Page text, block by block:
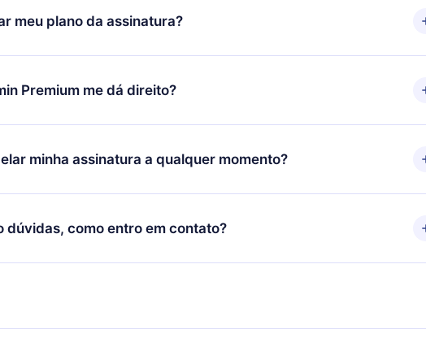
satisfeito com nossa plataforma, basta entrar em contato com nossa
(contato@12min.com) em até 7 dias após a compra e solicitar o
meu plano da assinatura?
só se aplicará a partir do próximo período de cobrança. Por
decidiu mudar sua assinatura mensal para anual, após confirmar a
o plano anual, o novo plano só será aplicado e cobrado após o aniversário
Premium me dá direito?
é um plano que te garante acesso a toda nossa biblioteca de 2500+
em 3 línguas (Inglês, espanhol e português) que você pode ler ou
momento através do nosso aplicativo disponível para iOS, Android e
minha assinatura a qualquer momento?
por não renovar sua assinatura do 12min, você pode cancelar a
e o próximo ciclo de cobrança não ocorrerá.
dúvidas, como entro em contato?
para entrar em contato porsupport@12min.com.